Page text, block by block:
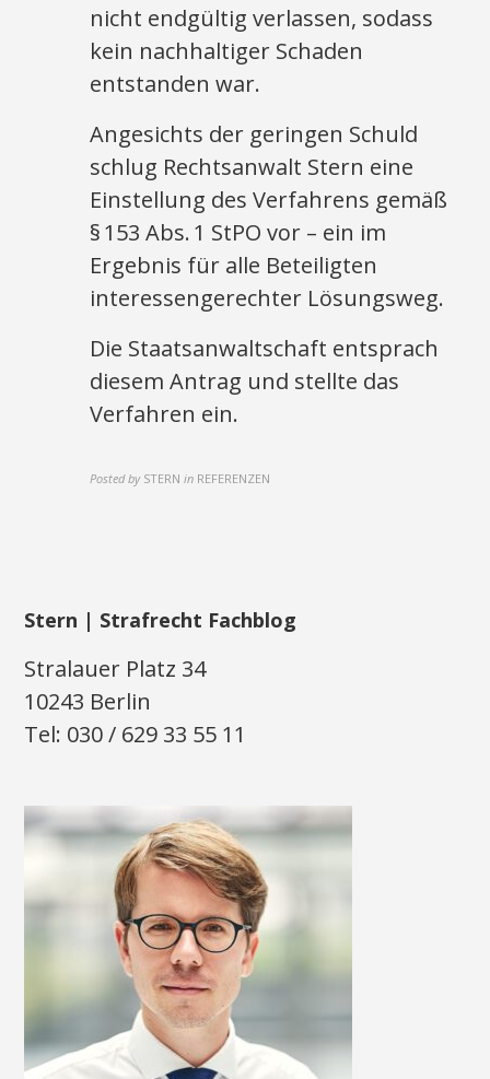
nicht endgültig verlassen, sodass
kein nachhaltiger Schaden
entstanden war.
Angesichts der geringen Schuld
schlug Rechtsanwalt Stern eine
Einstellung des Verfahrens gemäß
§ 153 Abs. 1 StPO vor – ein im
Ergebnis für alle Beteiligten
interessengerechter Lösungsweg.
Die Staatsanwaltschaft entsprach
diesem Antrag und stellte das
Verfahren ein.
Posted by STERN in REFERENZEN
Stern | Strafrecht Fachblog
Stralauer Platz 34
10243 Berlin
Tel: 030 / 629 33 55 11